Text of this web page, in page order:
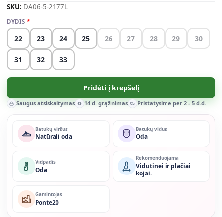
SKU: DA06-5-2177L
DYDIS
22 23 24 25 26 27 28 29 30
31 32 33
Pridėti į krepšelį
Saugus atsiskaitymas 14 d. grąžinimas Pristatysime per 2 - 5 d.d.
Batukų viršus
Natūrali oda
Batukų vidus
Oda
Vidpadis
Oda
Rekomenduojama
Vidutinei ir plačiai
kojai.
Gamintojas
Ponte20